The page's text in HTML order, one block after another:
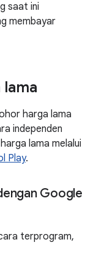
saat ini
membayar
harga lama
independen
lama melalui
Play.
Google
terprogram,